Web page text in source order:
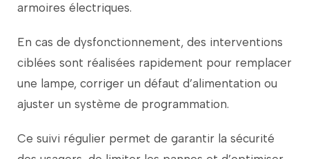
armoires électriques.
En cas de dysfonctionnement, des interventions
ciblées sont réalisées rapidement pour remplacer
une lampe, corriger un défaut d’alimentation ou
ajuster un système de programmation.
Ce suivi régulier permet de garantir la sécurité